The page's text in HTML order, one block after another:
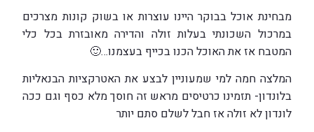
מבחינת אוכל בבוקר היינו עוצרות או בשוק קונות מצרכים
במרכול השכונתי בעלות זולה והדירה מאובזרת בכל כלי
המטבח אז את האוכל הכנו בכייף בעצמנו…🙂
המלצה חמה למי שמעוניין לבצע את האטרקציות הבנאליות
בלונדון- תזמינו כרטיסים מראש זה חוסך מלא כסף וגם ככה
לונדון לא זולה אז חבל לשלם סתם יותר